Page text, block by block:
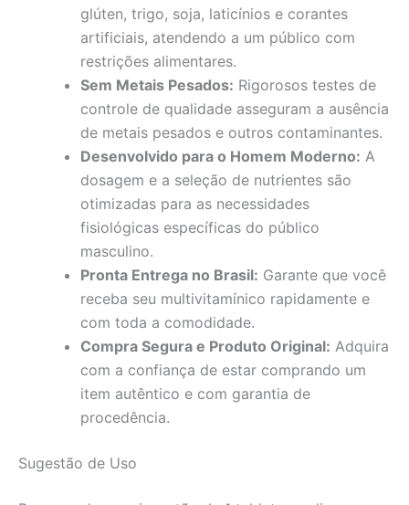
glúten, trigo, soja, laticínios e corantes
artificiais, atendendo a um público com
restrições alimentares.
Sem Metais Pesados: Rigorosos testes de
controle de qualidade asseguram a ausência
de metais pesados e outros contaminantes.
Desenvolvido para o Homem Moderno: A
dosagem e a seleção de nutrientes são
otimizadas para as necessidades
fisiológicas específicas do público
masculino.
Pronta Entrega no Brasil: Garante que você
receba seu multivitamínico rapidamente e
com toda a comodidade.
Compra Segura e Produto Original: Adquira
com a confiança de estar comprando um
item autêntico e com garantia de
procedência.
Sugestão de Uso